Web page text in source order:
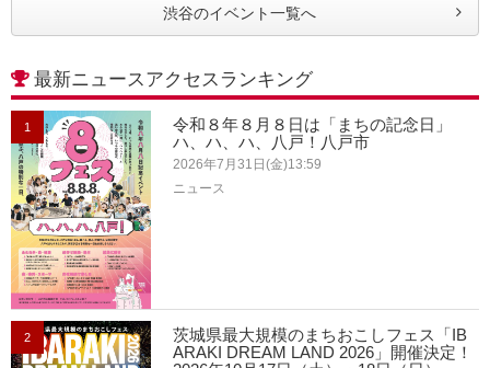
渋谷のイベント一覧へ
最新ニュースアクセスランキング
1
令和８年８月８日は「まちの記念日」
ハ、ハ、ハ、八戸！八戸市
2026年7月31日(金)13:59
ニュース
2
茨城県最大規模のまちおこしフェス「IB
ARAKI DREAM LAND 2026」開催決定！